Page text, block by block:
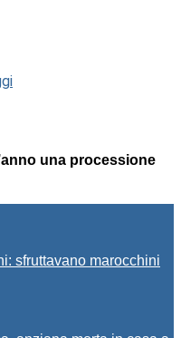
una processione
sfruttavano marocchini